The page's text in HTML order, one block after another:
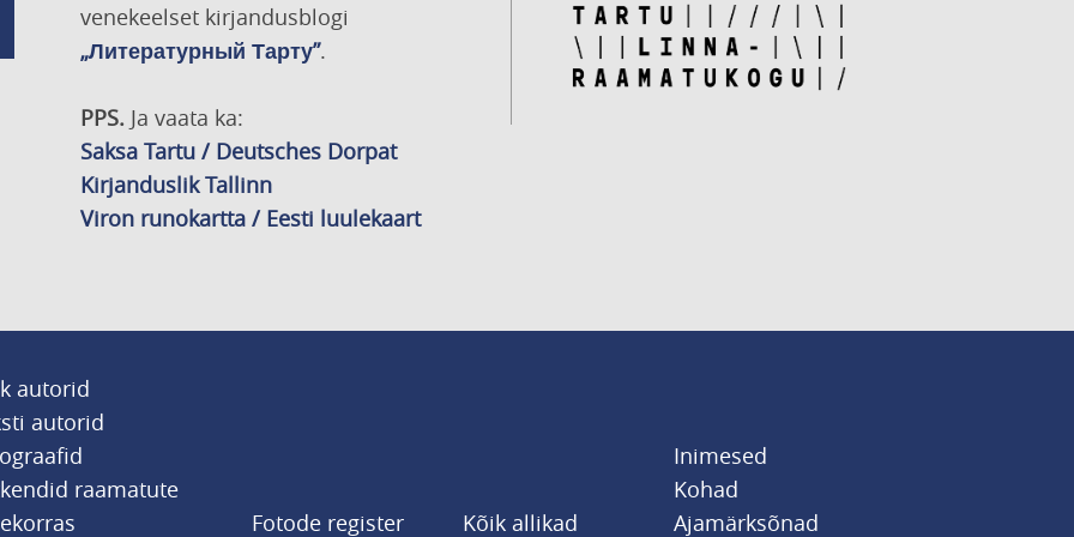
venekeelset kirjandusblogi
„Литературный Тарту”.
PPS. Ja vaata ka:
Saksa Tartu / Deutsches Dorpat
Kirjanduslik Tallinn
Viron runokartta / Eesti luulekaart
autorid
autorid
raamatute
Fotode register Kõik allikad
Inimesed
Kohad
Ajamärksõnad